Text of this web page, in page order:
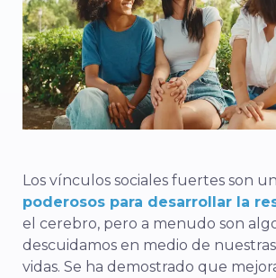
Los vínculos sociales fuertes son
poderosos para desarrollar la
el cerebro, pero a menudo son
descuidamos en medio de
vidas. Se ha demostrado que